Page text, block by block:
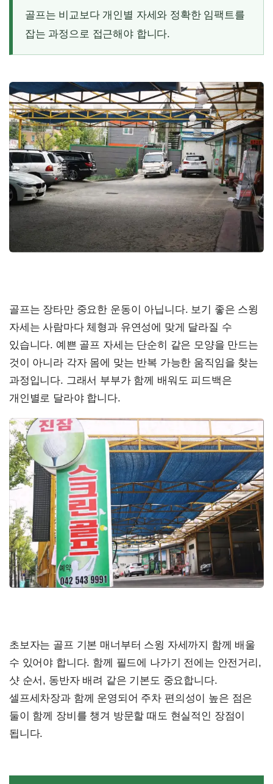
골프는 비교보다 개인별 자세와 정확한 임팩트를
잡는 과정으로 접근해야 합니다.
골프는 장타만 중요한 운동이 아닙니다. 보기 좋은 스윙
자세는 사람마다 체형과 유연성에 맞게 달라질 수
있습니다. 예쁜 골프 자세는 단순히 같은 모양을 만드는
것이 아니라 각자 몸에 맞는 반복 가능한 움직임을 찾는
과정입니다. 그래서 부부가 함께 배워도 피드백은
개인별로 달라야 합니다.
초보자는 골프 기본 매너부터 스윙 자세까지 함께 배울
수 있어야 합니다. 함께 필드에 나가기 전에는 안전거리,
샷 순서, 동반자 배려 같은 기본도 중요합니다.
셀프세차장과 함께 운영되어 주차 편의성이 높은 점은
둘이 함께 장비를 챙겨 방문할 때도 현실적인 장점이
됩니다.